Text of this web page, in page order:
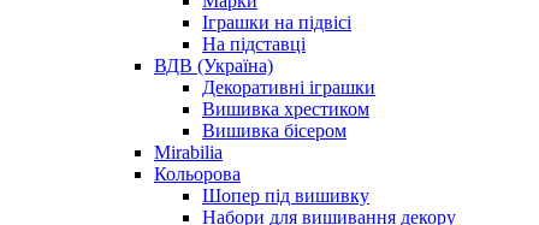
Іграшки на підвісі
На підставці
ВДВ (Україна)
Декоративні іграшки
Вишивка хрестиком
Вишивка бісером
Mirabilia
Кольорова
Шопер під вишивку
Набори для вишивання декору